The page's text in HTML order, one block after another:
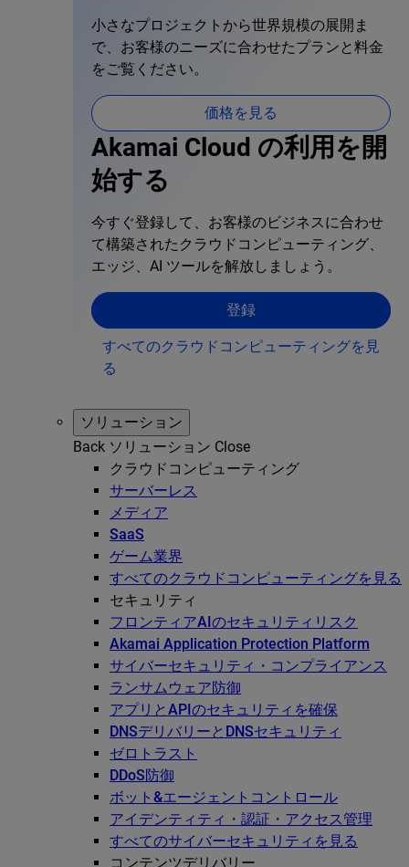
小さなプロジェクトから世界規模の展開ま
で、お客様のニーズに合わせたプランと料金
をご覧ください。
価格を見る
Akamai Cloud の利用を開
始する
今すぐ登録して、お客様のビジネスに合わせ
て構築されたクラウドコンピューティング、
エッジ、AI ツールを解放しましょう。
登録
すべてのクラウドコンピューティングを見
る
ソリューション
Back ソリューション Close
クラウドコンピューティング
サーバーレス
メディア
SaaS
ゲーム業界
すべてのクラウドコンピューティングを見る
セキュリティ
フロンティアAIのセキュリティリスク
Akamai Application Protection Platform
サイバーセキュリティ・コンプライアンス
ランサムウェア防御
アプリとAPIのセキュリティを確保
DNSデリバリーとDNSセキュリティ
ゼロトラスト
DDoS防御
ボット&エージェントコントロール
アイデンティティ・認証・アクセス管理
すべてのサイバーセキュリティを見る
コンテンツデリバリー